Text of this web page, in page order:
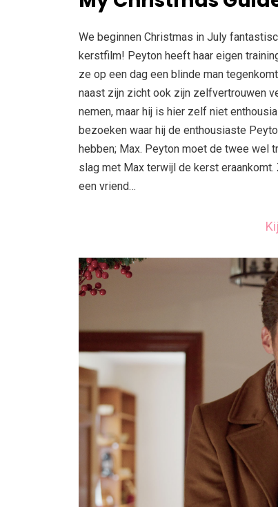
We beginnen Christmas in July
kerstfilm! Peyton heeft haar eigen
ze op een dag een blinde man
naast zijn zicht ook zijn zelfvertrouwen
nemen, maar hij is hier zelf niet
bezoeken waar hij de enthousiaste
hebben; Max. Peyton moet de twee wel
slag met Max terwijl de kerst
een vriend…